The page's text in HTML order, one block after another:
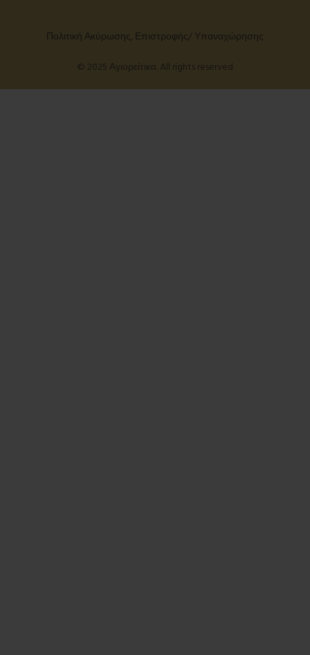
Πολιτική Ακύρωσης, Επιστροφής/ Υπαναχώρησης
© 2025 Αγιορείτικα. All rights reserved